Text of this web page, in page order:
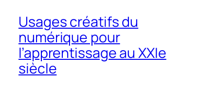
Usages créatifs du
numérique pour
l’apprentissage au XXIe
siècle